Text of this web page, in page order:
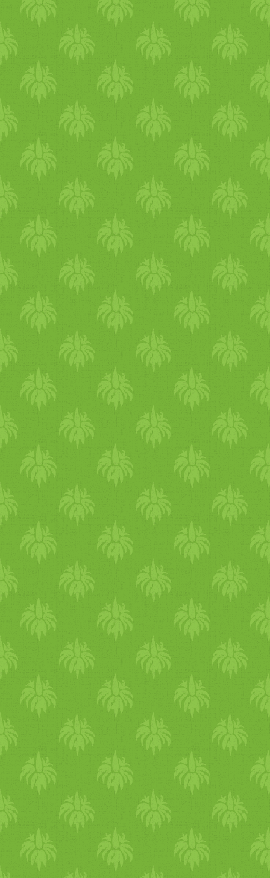
Vegan Society ajánlása
szerint B12-vel dúsított
élelmiszerek fogyasztásával,
vagy táplálékkiegészítők
szedésével. Ha valaki csak
dúsított élelmiszereket
fogyaszt, tudnia kell hogy
adagban mennyi B12
található. Amennyiben
kevesebb, mint a napi
mennyiség, úgy több adagot
kell fogyasztani belőle, vagy
más dúsított élelmiszerrel
kombinálni. Sokan emiatt
kényelmesebbnek tartják a
táplálékkiegészítők szedését,
melyek vitamintartalma
koncentráltabb.
Túladagolhatom a B12-t?
Túladagolást, illetve
mellékhatást, a hazai
nem írnak le. Bizonyos
mennyiségű B12-t a máj
képes tárolni, a felesleg
a vizelettel kiürül. Ennek
ellenére nem ajánlják a
túlfogyasztását, mert a